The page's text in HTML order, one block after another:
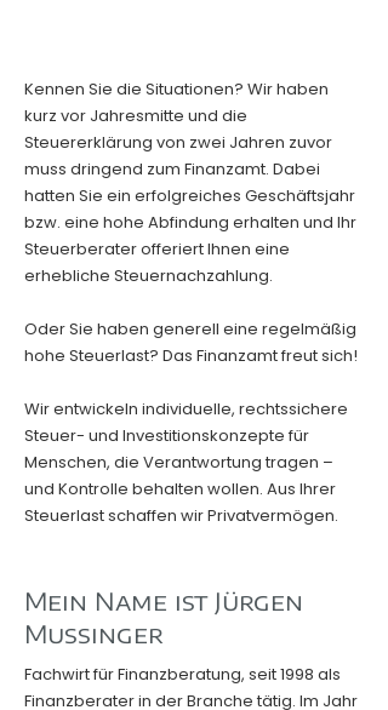
Kennen Sie die Situationen? Wir haben
kurz vor Jahresmitte und die
Steuererklärung von zwei Jahren zuvor
muss dringend zum Finanzamt. Dabei
hatten Sie ein erfolgreiches Geschäftsjahr
bzw. eine hohe Abfindung erhalten und Ihr
Steuerberater offeriert Ihnen eine
erhebliche Steuernachzahlung.
Oder Sie haben generell eine regelmäßig
hohe Steuerlast? Das Finanzamt freut sich!
Wir entwickeln individuelle, rechtssichere
Steuer- und Investitionskonzepte für
Menschen, die Verantwortung tragen –
und Kontrolle behalten wollen. Aus Ihrer
Steuerlast schaffen wir Privatvermögen.
Mein Name ist Jürgen
Mussinger
Fachwirt für Finanzberatung, seit 1998 als
Finanzberater in der Branche tätig. Im Jahr